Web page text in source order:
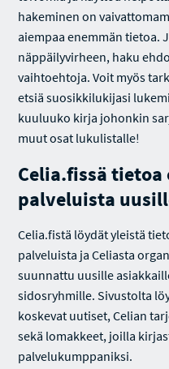
hakeminen on
aiempaa enemmän tietoa.
näppäilyvirheen, haku
vaihtoehtoja. Voit myös
etsiä suosikkilukijasi
kuuluuko kirja johonkin
muut osat lukulistalle!
Celia.fissä
palveluista
Celia.fistä löydät yleistä
palveluista ja Celiasta
suunnattu uusille
sidosryhmille. Sivustolta
koskevat uutiset, Celian
sekä lomakkeet, joilla
palvelukumppaniksi.